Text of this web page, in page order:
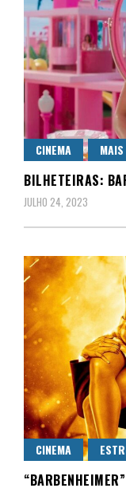
CINEMA
BILHETEIRAS:
JULHO 24, 2023
CINEMA